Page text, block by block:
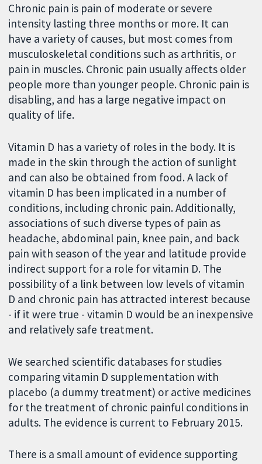
Chronic pain is pain of moderate or severe
intensity lasting three months or more. It can
have a variety of causes, but most comes from
musculoskeletal conditions such as arthritis, or
pain in muscles. Chronic pain usually affects older
people more than younger people. Chronic pain is
disabling, and has a large negative impact on
quality of life.
Vitamin D has a variety of roles in the body. It is
made in the skin through the action of sunlight
and can also be obtained from food. A lack of
vitamin D has been implicated in a number of
conditions, including chronic pain. Additionally,
associations of such diverse types of pain as
headache, abdominal pain, knee pain, and back
pain with season of the year and latitude provide
indirect support for a role for vitamin D. The
possibility of a link between low levels of vitamin
D and chronic pain has attracted interest because
- if it were true - vitamin D would be an inexpensive
and relatively safe treatment.
We searched scientific databases for studies
comparing vitamin D supplementation with
placebo (a dummy treatment) or active medicines
for the treatment of chronic painful conditions in
adults. The evidence is current to February 2015.
There is a small amount of evidence supporting